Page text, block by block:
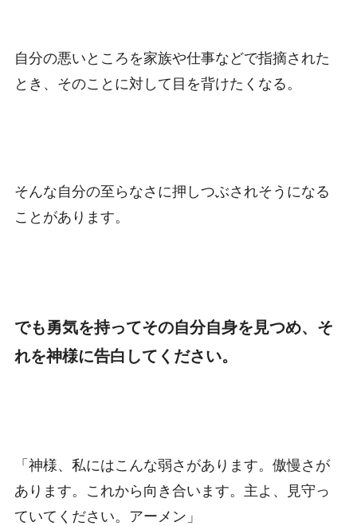
自分の悪いところを家族や仕事などで指摘された
とき、そのことに対して目を背けたくなる。
そんな自分の至らなさに押しつぶされそうになる
ことがあります。
でも勇気を持ってその自分自身を見つめ、そ
れを神様に告白してください。
「神様、私にはこんな弱さがあります。傲慢さが
あります。これから向き合います。主よ、見守っ
ていてください。アーメン」